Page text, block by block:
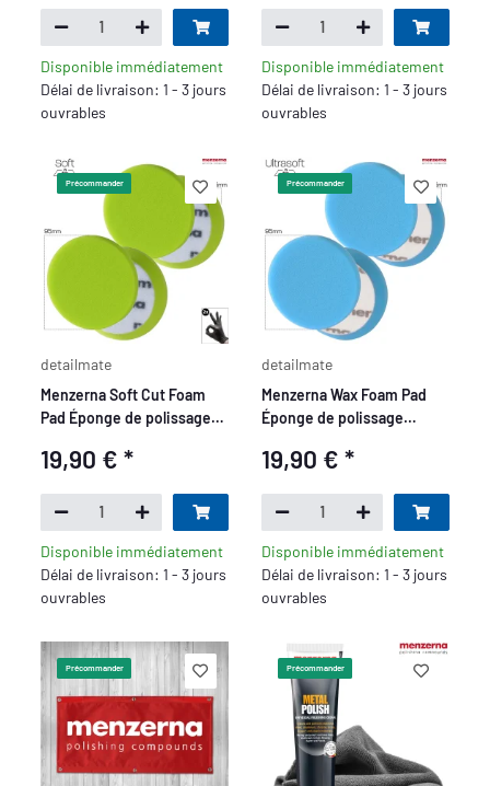
Disponible immédiatement
Délai de livraison: 1 - 3 jours
ouvrables
Disponible immédiatement
Délai de livraison: 1 - 3 jours
ouvrables
Précommander
detailmate
Menzerna Soft Cut Foam
Pad Éponge de polissage
vert - 2 pièces
19,90 €*
Disponible immédiatement
Délai de livraison: 1 - 3 jours
ouvrables
Précommander
detailmate
Menzerna Wax Foam Pad
Éponge de polissage
19,90 € *
Disponible immédiatement
Délai de livraison: 1 - 3 jours
ouvrables
Précommander Précommander